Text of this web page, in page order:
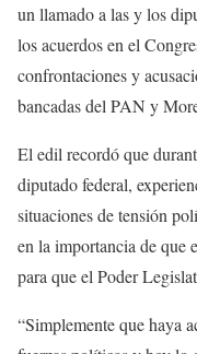
un llamado a las y los
los acuerdos en el
confrontaciones y
bancadas del PAN y
El edil recordó que
diputado federal,
situaciones de tensión
en la importancia de que
para que el Poder
“Simplemente que haya